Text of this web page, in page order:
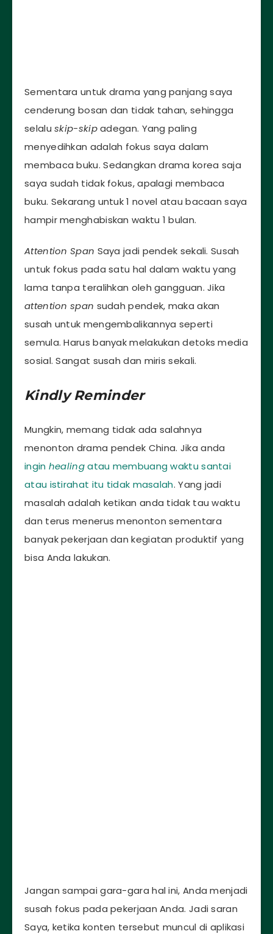
Sementara untuk drama yang panjang saya
cenderung bosan dan tidak tahan, sehingga
selaluskip-skipadegan. Yang paling
menyedihkan adalah fokus saya dalam
membaca buku. Sedangkan drama korea saja
saya sudah tidak fokus, apalagi membaca
buku. Sekarang untuk 1 novel atau bacaan saya
hampir menghabiskan waktu 1 bulan.
Attention Span Saya jadi pendek sekali. Susah
untuk fokus pada satu hal dalam waktu yang
lama tanpa teralihkan oleh gangguan. Jika
attention span sudah pendek, maka akan
susah untuk mengembalikannya seperti
semula. Harus banyak melakukan detoks media
sosial. Sangat susah dan miris sekali.
Kindly Reminder
Mungkin, memang tidak ada salahnya
menonton drama pendek China. Jika anda
ingin healingatau membuang waktu santai
atau istirahat itu tidak masalah. Yang jadi
masalah adalah ketikan anda tidak tau waktu
dan terus menerus menonton sementara
banyak pekerjaan dan kegiatan produktif yang
bisa Anda lakukan.
Jangan sampai gara-gara hal ini, Anda menjadi
susah fokus pada pekerjaan Anda. Jadi saran
Saya, ketika konten tersebut muncul di aplikasi